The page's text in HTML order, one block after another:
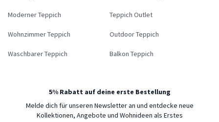
Moderner Teppich Teppich Outlet
Wohnzimmer Teppich Outdoor Teppich
Waschbarer Teppich Balkon Teppich
5% Rabatt auf deine erste Bestellung
Melde dich für unseren Newsletter an und entdecke neue
Kollektionen, Angebote und Wohnideen als Erstes